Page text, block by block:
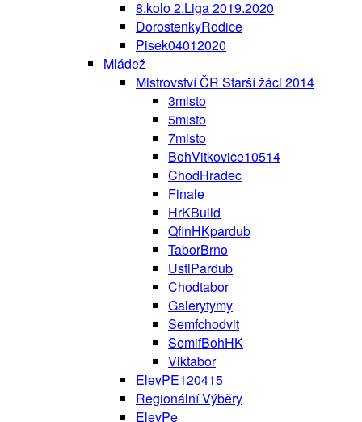
8.kolo 2.Liga 2019.2020
DorostenkyRodice
Pisek04012020
Mládež
Mistrovství ČR Starší žáci 2014
3misto
5misto
7misto
BohVitkovice10514
ChodHradec
Finale
HrKBulld
QfinHKpardub
TaborBrno
UstiPardub
Chodtabor
Galerytymy
Semfchodvit
SemifBohHK
Viktabor
ElevPE120415
Regionální Výběry
ElevPe